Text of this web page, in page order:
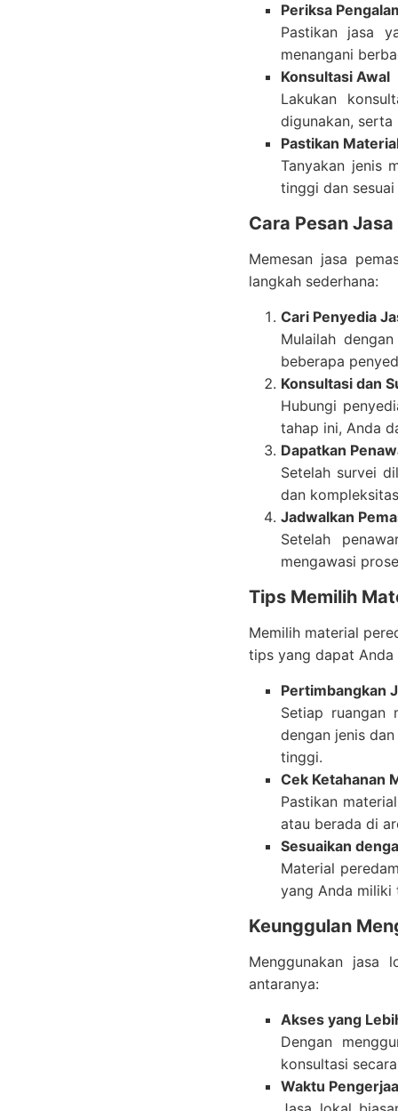
Periksa
Pastikan jasa
menangani
Konsultasi Awal
Lakukan
digunakan,
Pastikan
Tanyakan jenis
tinggi dan
Cara Pesan
Memesan jasa
langkah sederhana:
Cari Penyedia
Mulailah
beberapa
Konsultasi dan
Hubungi
tahap ini, Anda
Dapatkan
Setelah survei
dan
Jadwalkan
Setelah
mengawasi
Tips Memilih
Memilih material
tips yang dapat
Pertimbangkan
Setiap ruangan
dengan jenis
tinggi.
Cek Ketahanan
Pastikan
atau berada di
Sesuaikan
Material
yang Anda miliki
Keunggulan
Menggunakan jasa
antaranya:
Akses yang
Dengan
konsultasi
Waktu